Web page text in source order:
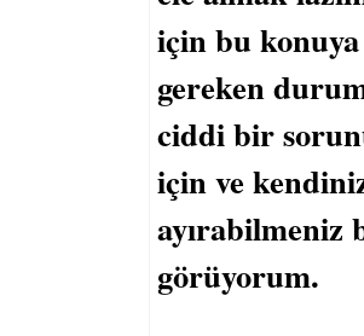
için bu
gereken
ciddi bir
için ve
ayırabilmeniz
görüyorum.